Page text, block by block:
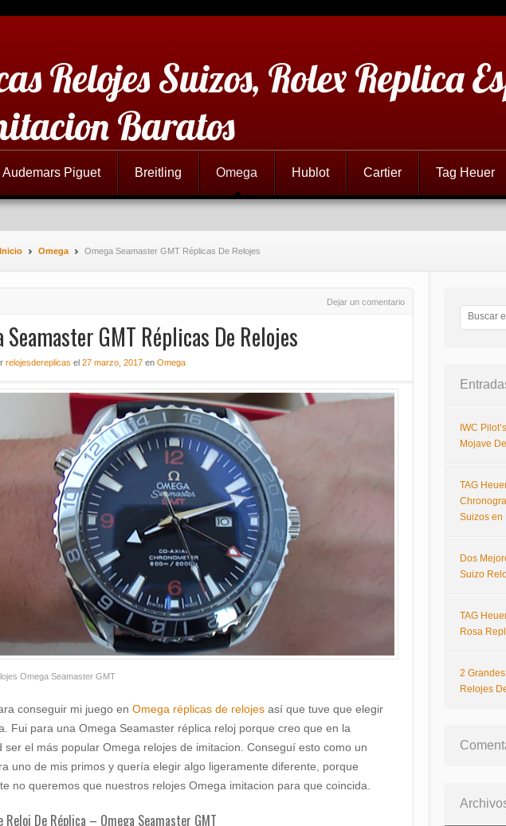
Relojes Suizos, Rolex Replica
Baratos
Audemars Piguet Breitling Omega Hublot Cartier Tag Heuer
Inicio Omega Omega Seamaster GMT Réplicas De Relojes
Dejar un comentario
Seamaster GMT Réplicas De Relojes
relojesdereplicas el 27 marzo, 2017 en Omega
Omega Seamaster GMT
conseguir mi juego en Omega réplicas de relojes así que tuve que elegir
Fui para una Omega Seamaster réplica reloj porque creo que en la
ser el más popular Omega relojes de imitacion. Conseguí esto como un
uno de mis primos y quería elegir algo ligeramente diferente, porque
no queremos que nuestros relojes Omega imitacion para que coincida.
Reloj De Réplica – Omega Seamaster GMT
IWC
Mojave
TAG
Suizos en
Dos
Suizo
TAG
Rosa
2
Relojes